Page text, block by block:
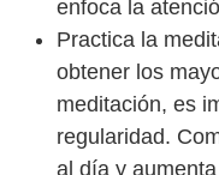
enfoca la
Practica la
obtener los
meditación, es
regularidad.
al día y